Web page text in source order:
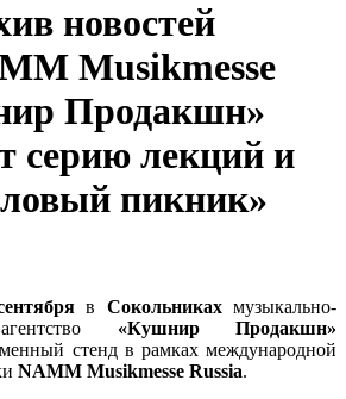
новостей
Musikmesse
Продакшн»
серию лекций и
пикник»
в Сокольниках музыкально-
«Кушнир Продакшн»
стендв рамках международной
NAMM Musikmesse Russia.